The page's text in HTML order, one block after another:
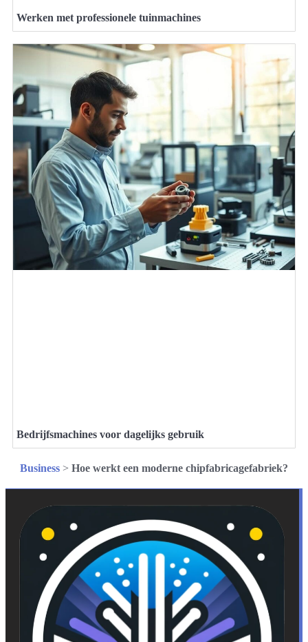
Werken met professionele tuinmachines
Bedrijfsmachines voor dagelijks gebruik
Business > Hoe werkt een moderne chipfabricagefabriek?